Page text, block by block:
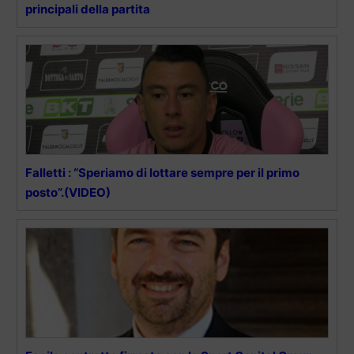
principali della partita
Falletti : “Speriamo di lottare sempre per il primo
posto”.(VIDEO)